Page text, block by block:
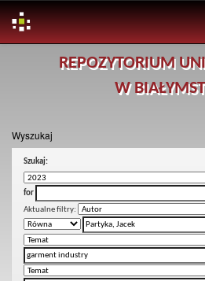
REPOZYTORIUM
W
Wyszukaj
Szukaj:
for
Aktualne filtry: